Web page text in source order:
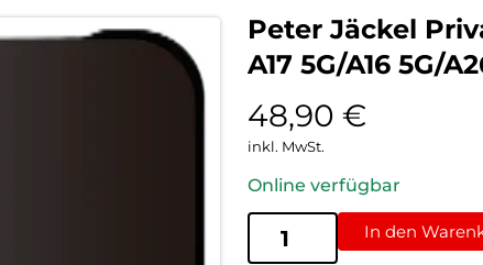
Peter Jäckel
A17 5G/A16 5G/
48,90 €
inkl. MwSt.
Online verfügbar
In den